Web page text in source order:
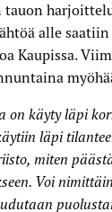
alle saatiin
Kaupissa.
on käyty läpi
läpi
miten
Voi